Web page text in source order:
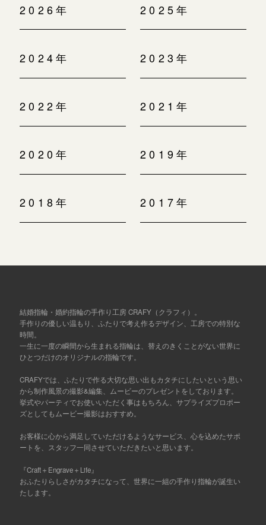
2026年 2025年
2024年 2023年
2022年 2021年
2020年 2019年
2018年 2017年
結婚指輪・婚約指輪の手作り工房 CRAFY（クラフィ）。
手作りの優しい温もり、ふたりで考え作るデザイン、工房での特別な
時間。
一生に一度の瞬間から生まれる指輪は、替えのきくことがない世界に
ひとつだけのオリジナルの指輪です。
CRAFYでは、ふたりで作る大切な思い出もカタチにしたいという思い
から制作風景の撮影&編集、ムービーのプレゼントをしております。
挙式やパーティでお使いいただく事はもちろん、サプライズプロポー
ズとしてもムービー撮影はおすすめ。
お客様に心から満足していただけるようなサービス、心を込めたサポ
ートを、スタッフ一同させていただきたいと思います。
『Craft＋Engrave＋Life』
おふたりらしさがカタチになって、世界に一組の手作り指輪が誕生い
たします。